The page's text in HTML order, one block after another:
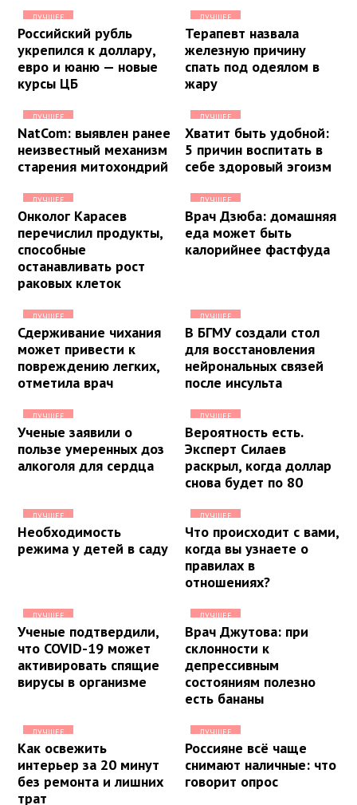
ЛУЧШЕЕ
Российский рубль
укрепился к доллару,
евро и юаню — новые
курсы ЦБ
ЛУЧШЕЕ
Терапевт назвала
железную причину
спать под одеялом в
жару
ЛУЧШЕЕ
NatCom: выявлен ранее
неизвестный механизм
старения митохондрий
ЛУЧШЕЕ
Хватит быть удобной:
5 причин воспитать в
себе здоровый эгоизм
ЛУЧШЕЕ
Онколог Карасев
перечислил продукты,
способные
останавливать рост
раковых клеток
ЛУЧШЕЕ
Врач Дзюба: домашняя
еда может быть
калорийнее фастфуда
ЛУЧШЕЕ
Сдерживание чихания
может привести к
повреждению легких,
отметила врач
ЛУЧШЕЕ
В БГМУ создали стол
для восстановления
нейрональных связей
после инсульта
ЛУЧШЕЕ
Ученые заявили о
пользе умеренных доз
алкоголя для сердца
ЛУЧШЕЕ
Вероятность есть.
Эксперт Силаев
раскрыл, когда доллар
снова будет по 80
ЛУЧШЕЕ
Необходимость
режима у детей в саду
ЛУЧШЕЕ
Что происходит с вами,
когда вы узнаете о
правилах в
отношениях?
ЛУЧШЕЕ
Ученые подтвердили,
что COVID-19 может
активировать спящие
вирусы в организме
ЛУЧШЕЕ
Врач Джутова: при
склонности к
депрессивным
состояниям полезно
есть бананы
ЛУЧШЕЕ
Как освежить
интерьер за 20 минут
без ремонта и лишних
трат
ЛУЧШЕЕ
Россияне всё чаще
снимают наличные: что
говорит опрос